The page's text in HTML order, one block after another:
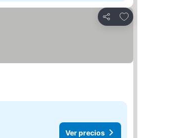
Compartir
Agregar a favoritos
Ver precios